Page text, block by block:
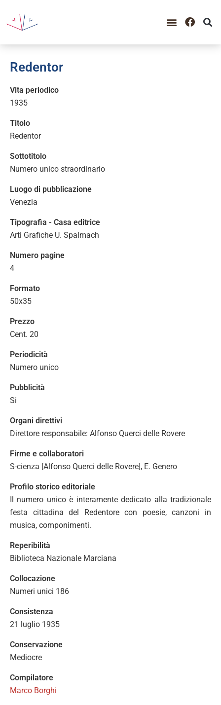
Redentor
Vita periodico
1935
Titolo
Redentor
Sottotitolo
Numero unico straordinario
Luogo di pubblicazione
Venezia
Tipografia - Casa editrice
Arti Grafiche U. Spalmach
Numero pagine
4
Formato
50x35
Prezzo
Cent. 20
Periodicità
Numero unico
Pubblicità
Si
Organi direttivi
Direttore responsabile: Alfonso Querci delle Rovere
Firme e collaboratori
S-cienza [Alfonso Querci delle Rovere], E. Genero
Profilo storico editoriale
Il numero unico è interamente dedicato alla tradizionale
festa cittadina del Redentore con poesie, canzoni in
musica, componimenti.
Reperibilità
Biblioteca Nazionale Marciana
Collocazione
Numeri unici 186
Consistenza
21 luglio 1935
Conservazione
Mediocre
Compilatore
Marco Borghi